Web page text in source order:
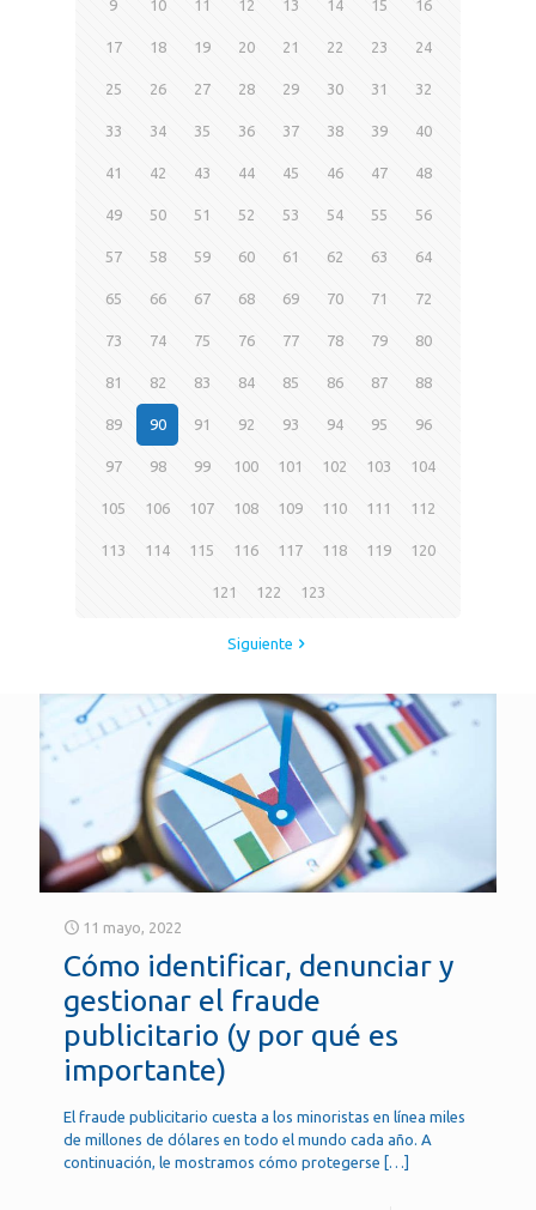
9 10 11 12 13 14 15 16
17 18 19 20 21 22 23 24
25 26 27 28 29 30 31 32
33 34 35 36 37 38 39 40
41 42 43 44 45 46 47 48
49 50 51 52 53 54 55 56
57 58 59 60 61 62 63 64
65 66 67 68 69 70 71 72
73 74 75 76 77 78 79 80
81 82 83 84 85 86 87 88
89 90 91 92 93 94 95 96
97 98 99 100 101 102 103 104
105 106 107 108 109 110 111 112
113 114 115 116 117 118 119 120
121 122 123
Siguiente
11 mayo, 2022
Cómo identificar, denunciar y
gestionar el fraude
publicitario (y por qué es
importante)
El fraude publicitario cuesta a los minoristas en línea miles
de millones de dólares en todo el mundo cada año. A
continuación, le mostramos cómo protegerse […]